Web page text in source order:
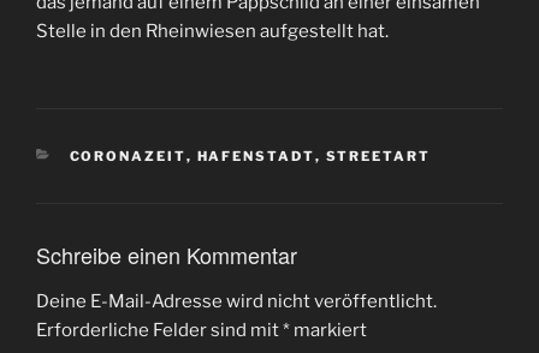
Stelle in den Rheinwiesen aufgestellt hat.
KATEGORIEN
CORONAZEIT, HAFENSTADT, STREETART
Schreibe einen Kommentar
Deine E-Mail-Adresse wird nicht veröffentlicht.
Erforderliche Felder sind mit* markiert